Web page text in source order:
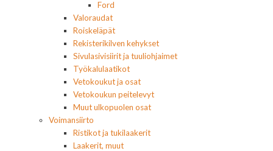
Ford
Valoraudat
Roiskeläpät
Rekisterikilven kehykset
Sivulasivisiirit ja tuuliohjaimet
Työkalulaatikot
Vetokoukut ja osat
Vetokoukun peitelevyt
Muut ulkopuolen osat
Voimansiirto
Ristikot ja tukilaakerit
Laakerit, muut